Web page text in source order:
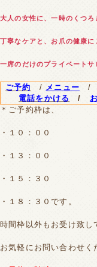
大人の女性に、一時のくつろ
丁寧なケアと、お爪の健康に
一席のだけのプライベートサ
ご予約 / メニュー /
電話をかける
/
＊ご予約枠は、
・１０：００
・１３：００
・１５：３０
・１８：３０です。
時間枠以外もお受け致し
お気軽にお問い合わせく